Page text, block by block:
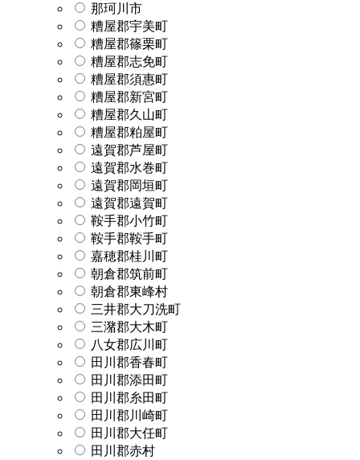
那珂川市
糟屋郡宇美町
糟屋郡篠栗町
糟屋郡志免町
糟屋郡須惠町
糟屋郡新宮町
糟屋郡久山町
糟屋郡粕屋町
遠賀郡芦屋町
遠賀郡水巻町
遠賀郡岡垣町
遠賀郡遠賀町
鞍手郡小竹町
鞍手郡鞍手町
嘉穂郡桂川町
朝倉郡筑前町
朝倉郡東峰村
三井郡大刀洗町
三潴郡大木町
八女郡広川町
田川郡香春町
田川郡添田町
田川郡糸田町
田川郡川崎町
田川郡大任町
田川郡赤村